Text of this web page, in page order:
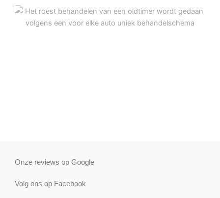
Onze reviews op Google
Volg ons op Facebook